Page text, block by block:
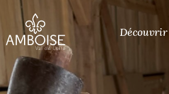
Découvrir